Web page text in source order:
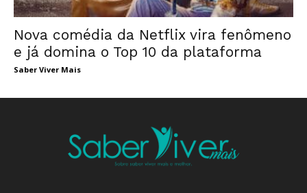
Nova comédia da Netflix vira fenômeno
e já domina o Top 10 da plataforma
Saber Viver Mais